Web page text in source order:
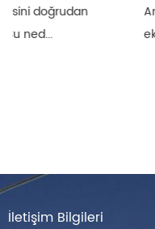
Ancak bu hassas
ekipmanlar deniz ...
İletişim Bilgileri